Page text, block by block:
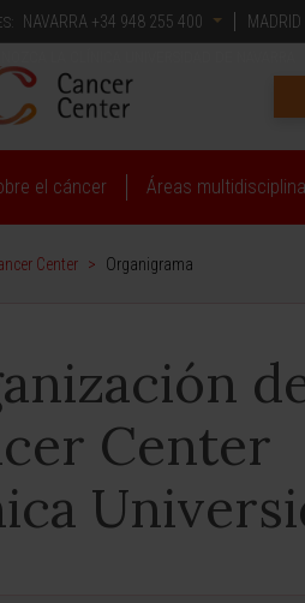
NAVARRA +34 948 255 400 MADRID
el cáncer Áreas
Center > Organigrama
Center